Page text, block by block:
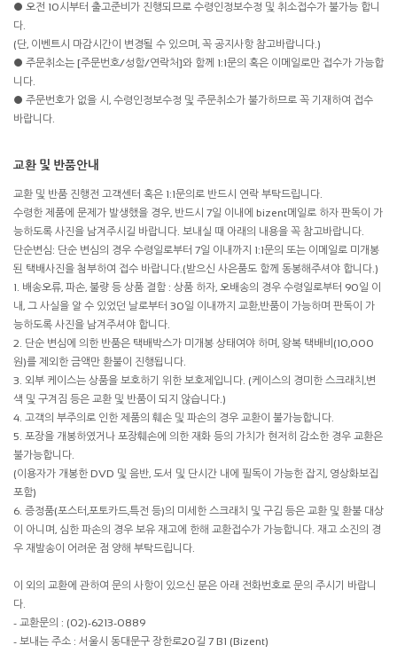
● 오전 10시부터 출고준비가 진행되므로 수령인정보수정 및 취소접수가 불가능 합니
다.
(단, 이벤트시 마감시간이 변경될 수 있으며, 꼭 공지사항 참고바랍니다.)
● 주문취소는 [주문번호/성함/연락처]와 함께 1:1문의 혹은 이메일로만 접수가 가능합
니다.
● 주문번호가 없을 시, 수령인정보수정 및 주문취소가 불가하므로 꼭 기재하여 접수
바랍니다.
교환 및 반품안내
교환 및 반품 진행전 고객센터 혹은 1:1문의로 반드시 연락 부탁드립니다.
수령한 제품에 문제가 발생했을 경우, 반드시 7일 이내에 bizent메일로 하자 판독이 가
능하도록 사진을 남겨주시길 바랍니다. 보내실 때 아래의 내용을 꼭 참고바랍니다.
단순변심: 단순 변심의 경우 수령일로부터 7일 이내까지 1:1문의 또는 이메일로 미개봉
된 택배사진을 첨부하여 접수 바랍니다.(받으신 사은품도 함께 동봉해주셔야 합니다.)
1. 배송오류, 파손, 불량 등 상품 결함 : 상품 하자, 오배송의 경우 수령일로부터 90일 이
내, 그 사실을 알 수 있었던 날로부터 30일 이내까지 교환,반품이 가능하며 판독이 가
능하도록 사진을 남겨주셔야 합니다.
2. 단순 변심에 의한 반품은 택배박스가 미개봉 상태여야 하며, 왕복 택배비(10,000
원)를 제외한 금액만 환불이 진행됩니다.
3. 외부 케이스는 상품을 보호하기 위한 보호제입니다. (케이스의 경미한 스크래치,변
색 및 구겨짐 등은 교환 및 반품이 되지 않습니다.)
4. 고객의 부주의로 인한 제품의 훼손 및 파손의 경우 교환이 불가능합니다.
5. 포장을 개봉하였거나 포장훼손에 의한 재화 등의 가치가 현저히 감소한 경우 교환은
불가능합니다.
(이용자가 개봉한 DVD 및 음반, 도서 및 단시간 내에 필독이 가능한 잡지, 영상화보집
포함)
6. 증정품(포스터,포토카드,특전 등)의 미세한 스크래치 및 구김 등은 교환 및 환불 대상
이 아니며, 심한 파손의 경우 보유 재고에 한해 교환접수가 가능합니다. 재고 소진의 경
우 재발송이 어려운 점 양해 부탁드립니다.
이 외의 교환에 관하여 문의 사항이 있으신 분은 아래 전화번호로 문의 주시기 바랍니
다.
- 교환문의 : (02)-6213-0889
- 보내는 주소 : 서울시 동대문구 장한로20길 7 B1 (Bizent)